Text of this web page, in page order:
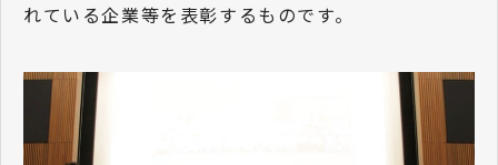
れている企業等を表彰するものです。